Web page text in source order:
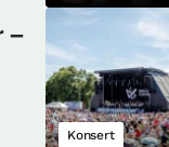
–
Konsert